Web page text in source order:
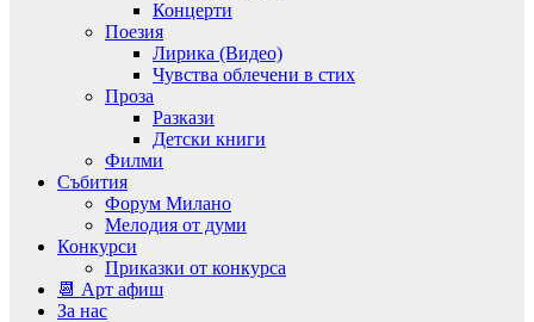
Концерти
Поезия
Лирика (Видео)
Чувства облечени в стих
Проза
Разкази
Детски книги
Филми
Събития
Форум Милано
Мелодия от думи
Конкурси
Приказки от конкурса
📆 Арт афиш
За нас